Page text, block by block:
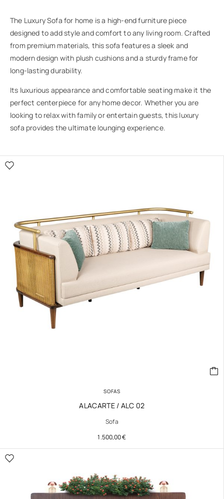
The Luxury Sofa for home is a high-end furniture piece
designed to add style and comfort to any living room. Crafted
from premium materials, this sofa features a sleek and
modern design with plush cushions and a sturdy frame for
long-lasting durability.
Its luxurious appearance and comfortable seating make it the
perfect centerpiece for any home decor. Whether you are
looking to relax with family or entertain guests, this luxury
sofa provides the ultimate lounging experience.
SOFAS
ALACARTE / ALC 02
Sofa
1.500,00€